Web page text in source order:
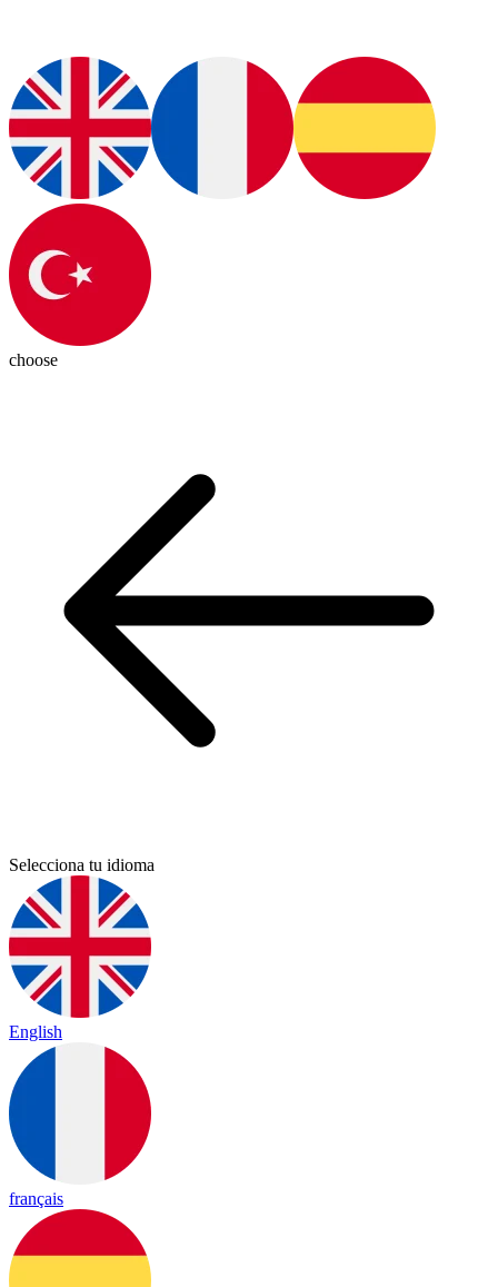
choose
Selecciona tu idioma
English
français